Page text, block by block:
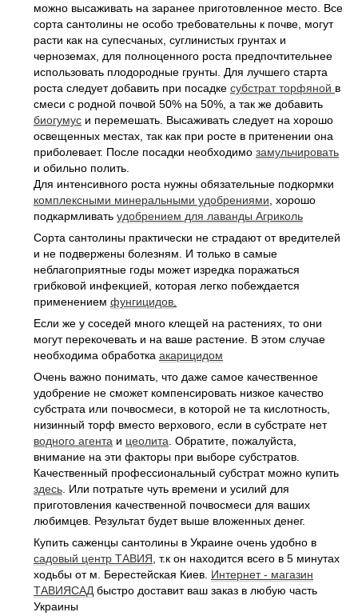
можно высаживать на заранее приготовленное место. Все
сорта сантолины не особо требовательны к почве, могут
расти как на супесчаных, суглинистых грунтах и
черноземах, для полноценного роста предпочтительнее
использовать плодородные грунты. Для лучшего старта
роста следует добавить при посадке субстрат торфяной в
смеси с родной почвой 50% на 50%, а так же добавить
биогумус и перемешать. Высаживать следует на хорошо
освещенных местах, так как при росте в притенении она
приболевает. После посадки необходимо замульчировать
и обильно полить.
Для интенсивного роста нужны обязательные подкормки
комплексными минеральными удобрениями , хорошо
подкармливать удобрением для лаванды Агриколь
Сорта сантолины практически не страдают от вредителей
и не подвержены болезням. И только в самые
неблагоприятные годы может изредка поражаться
грибковой инфекцией, которая легко побеждается
применением фунгицидов
Если же у соседей много клещей на растениях, то они
могут перекочевать и на ваше растение. В этом случае
необходима обработка акарицидом
Очень важно понимать, что даже самое качественное
удобрение не сможет компенсировать низкое качество
субстрата или почвосмеси, в которой не та кислотность,
низинный торф вместо верхового, если в субстрате нет
водного агента и цеолита . Обратите, пожалуйста,
внимание на эти факторы при выборе субстратов.
Качественный профессиональный субстрат можно купить
здесь . Или потратьте чуть времени и усилий для
приготовления качественной почвосмеси для ваших
любимцев. Результат будет выше вложенных денег.
Купить саженцы сантолины в Украине очень удобно в
садовый центр ТАВИЯ , т.к он находится всего в 5 минутах
ходьбы от м. Берестейская Киев. Интернет - магазин
ТАВИЯСАД быстро доставит ваш заказ в любую часть
Украины